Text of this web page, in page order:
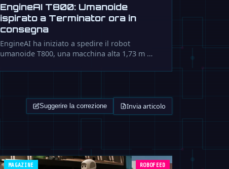
EngineAI T800: Umanoide
ispirato a Terminator ora in
consegna
EngineAI ha iniziato a spedire il robot
umanoide T800, una macchina alta 1,73 m …
Suggerire la correzione Invia articolo
MAGAZINE ROBOFEED